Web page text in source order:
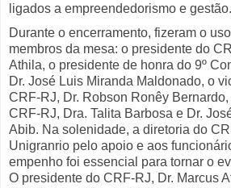
ligados a empreendedorismo e gestão.
Durante o encerramento, fizeram o
membros da mesa: o presidente do
Athila, o presidente de honra do 9º
Dr. José Luis Miranda Maldonado, o
CRF-RJ, Dr. Robson Ronêy
CRF-RJ, Dra. Talita Barbosa e Dr.
Abib. Na solenidade, a diretoria do
Unigranrio pelo apoio e aos
empenho foi essencial para tornar o
O presidente do CRF-RJ, Dr. Marcus